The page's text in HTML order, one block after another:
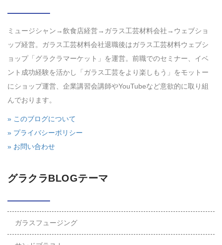
ミュージシャン→飲食店経営→ガラス工芸材料会社→ウェブショ
ップ経営。ガラス工芸材料会社退職後はガラス工芸材料ウェブシ
ョップ「グラクラマーケット」を運営。前職でのセミナー、イベ
ント成功経験を活かし「ガラス工芸をより楽しもう」をモットー
にショップ運営、企業講習会講師やYouTubeなど意欲的に取り組
んでおります。
» このブログについて
» プライバシーポリシー
» お問い合わせ
グラクラBLOGテーマ
ガラスフュージング